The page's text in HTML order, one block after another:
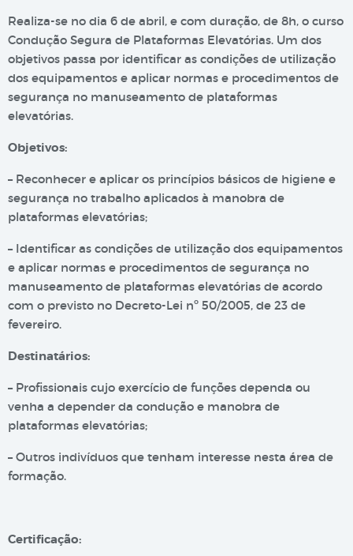
Realiza-se no dia 6 de abril, e com duração, de 8h, o curso
Condução Segura de Plataformas Elevatórias. Um dos
objetivos passa por identificar as condições de utilização
dos equipamentos e aplicar normas e procedimentos de
segurança no manuseamento de plataformas
elevatórias.
Objetivos:
– Reconhecer e aplicar os princípios básicos de higiene e
segurança no trabalho aplicados à manobra de
plataformas elevatórias;
– Identificar as condições de utilização dos equipamentos
e aplicar normas e procedimentos de segurança no
manuseamento de plataformas elevatórias de acordo
com o previsto no Decreto-Lei nº 50/2005, de 23 de
fevereiro.
Destinatários:
– Profissionais cujo exercício de funções dependa ou
venha a depender da condução e manobra de
plataformas elevatórias;
– Outros indivíduos que tenham interesse nesta área de
formação.
Certificação: